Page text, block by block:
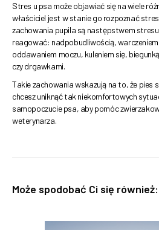
Stres u psa może objawiać się na wiele
właściciel jest w stanie go rozpoznać
zachowania pupila są następstwem
reagować: nadpobudliwością,
oddawaniem moczu, kuleniem się,
czy drgawkami.
Takie zachowania wskazują na to, że pies
chcesz uniknąć tak niekomfortowych
samopoczucie psa, aby pomóc
weterynarza.
Może spodobać Ci się również: